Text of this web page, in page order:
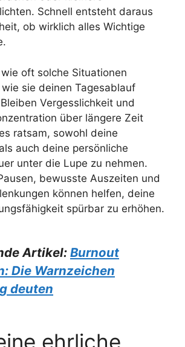
Schnell entsteht daraus
ob wirklich alles Wichtige
oft solche Situationen
sie deinen Tagesablauf
Vergesslichkeit und
über längere Zeit
ratsam, sowohl deine
auch deine persönliche
unter die Lupe zu nehmen.
bewusste Auszeiten und
können helfen, deine
spürbar zu erhöhen.
Artikel: Burnout
Die Warnzeichen
deuten
ehrliche